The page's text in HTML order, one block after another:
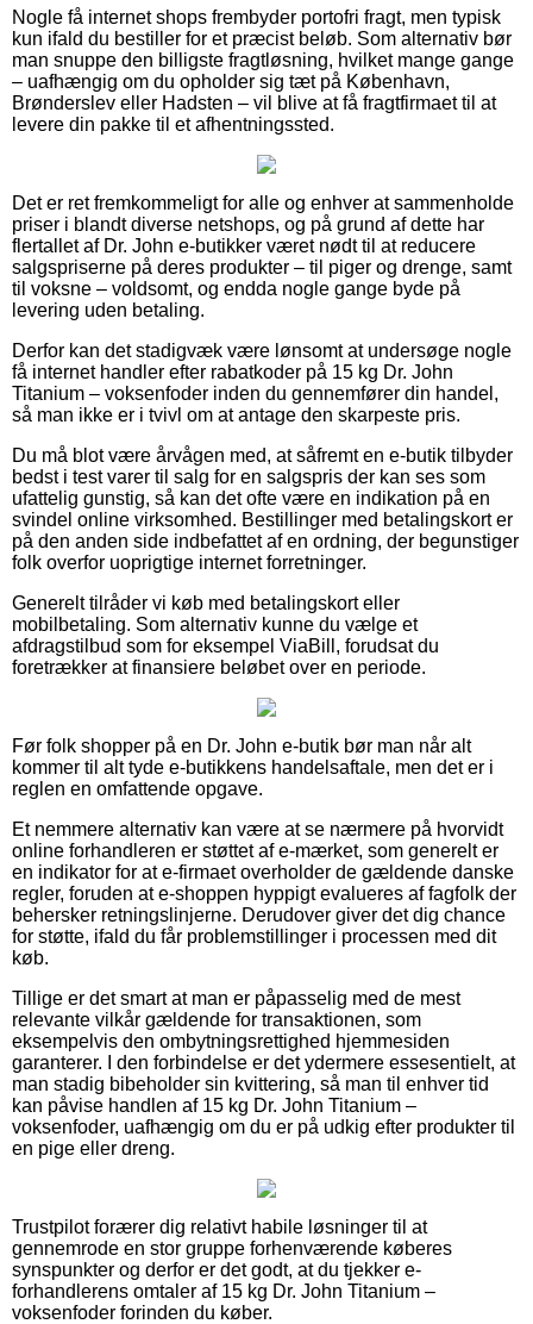
Nogle få internet shops frembyder portofri fragt, men typisk
kun ifald du bestiller for et præcist beløb. Som alternativ bør
man snuppe den billigste fragtløsning, hvilket mange gange
– uafhængig om du opholder sig tæt på København,
Brønderslev eller Hadsten – vil blive at få fragtfirmaet til at
levere din pakke til et afhentningssted.
Det er ret fremkommeligt for alle og enhver at sammenholde
priser i blandt diverse netshops, og på grund af dette har
flertallet af Dr. John e-butikker været nødt til at reducere
salgspriserne på deres produkter – til piger og drenge, samt
til voksne – voldsomt, og endda nogle gange byde på
levering uden betaling.
Derfor kan det stadigvæk være lønsomt at undersøge nogle
få internet handler efter rabatkoder på 15 kg Dr. John
Titanium – voksenfoder inden du gennemfører din handel,
så man ikke er i tvivl om at antage den skarpeste pris.
Du må blot være årvågen med, at såfremt en e-butik tilbyder
bedst i test varer til salg for en salgspris der kan ses som
ufattelig gunstig, så kan det ofte være en indikation på en
svindel online virksomhed. Bestillinger med betalingskort er
på den anden side indbefattet af en ordning, der begunstiger
folk overfor uoprigtige internet forretninger.
Generelt tilråder vi køb med betalingskort eller
mobilbetaling. Som alternativ kunne du vælge et
afdragstilbud som for eksempel ViaBill, forudsat du
foretrækker at finansiere beløbet over en periode.
Før folk shopper på en Dr. John e-butik bør man når alt
kommer til alt tyde e-butikkens handelsaftale, men det er i
reglen en omfattende opgave.
Et nemmere alternativ kan være at se nærmere på hvorvidt
online forhandleren er støttet af e-mærket, som generelt er
en indikator for at e-firmaet overholder de gældende danske
regler, foruden at e-shoppen hyppigt evalueres af fagfolk der
behersker retningslinjerne. Derudover giver det dig chance
for støtte, ifald du får problemstillinger i processen med dit
køb.
Tillige er det smart at man er påpasselig med de mest
relevante vilkår gældende for transaktionen, som
eksempelvis den ombytningsrettighed hjemmesiden
garanterer. I den forbindelse er det ydermere essesentielt, at
man stadig bibeholder sin kvittering, så man til enhver tid
kan påvise handlen af 15 kg Dr. John Titanium –
voksenfoder, uafhængig om du er på udkig efter produkter til
en pige eller dreng.
Trustpilot forærer dig relativt habile løsninger til at
gennemrode en stor gruppe forhenværende køberes
synspunkter og derfor er det godt, at du tjekker e-
forhandlerens omtaler af 15 kg Dr. John Titanium –
voksenfoder forinden du køber.